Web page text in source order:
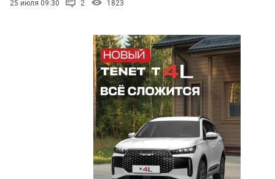
25 июля 09:30 2 1823